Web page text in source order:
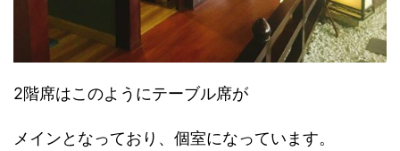
2階席はこのようにテーブル席が
メインとなっており、個室になっています。